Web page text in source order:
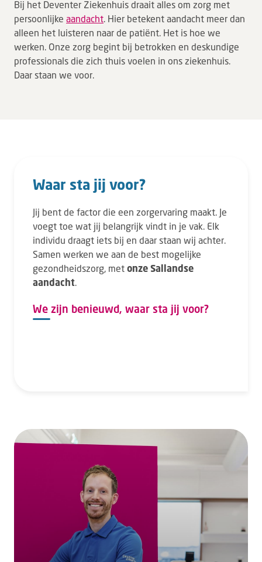
Over ons
Verwijzers
Bij het Deventer Ziekenhuis draait alles om zorg met
persoonlijke aandacht. Hier betekent aandacht meer dan
alleen het luisteren naar de patiënt. Het is hoe we
werken. Onze zorg begint bij betrokken en deskundige
professionals die zich thuis voelen in ons ziekenhuis.
Daar staan we voor.
Waar sta jij voor?
Jij bent de factor die een zorgervaring maakt. Je
voegt toe wat jij belangrijk vindt in je vak. Elk
individu draagt iets bij en daar staan wij achter.
Samen werken we aan de best mogelijke
gezondheidszorg, met onze Sallandse
aandacht.
We zijn benieuwd, waar sta jij voor?